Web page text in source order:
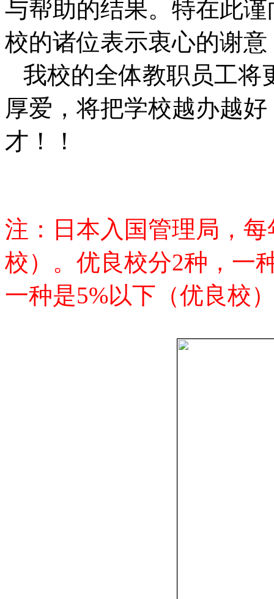
与帮助的结果。特在此
校的诸位表示衷心的谢
我校的全体教职员工将
厚爱，将把学校越办越
才！！
注：日本入国管理局，
校）。优良校分2种，一
一种是5%以下（优良校